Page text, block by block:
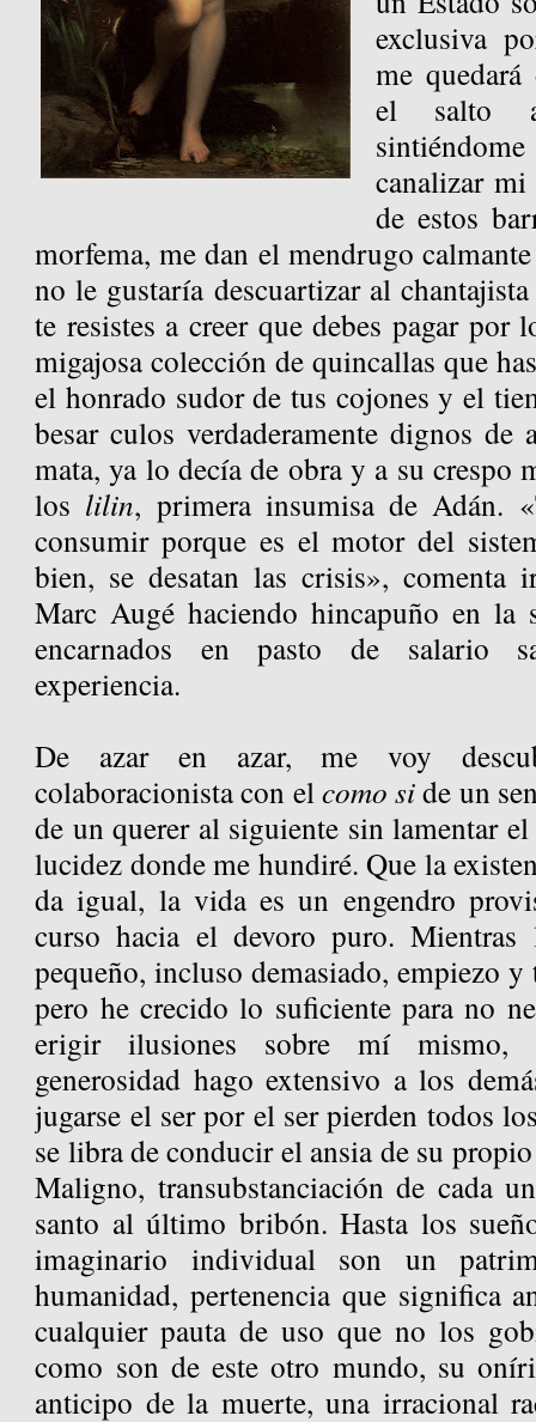
exclusiva
me
el salto
canalizar
de estos
morfema, me dan el mendrugo
no le gustaría descuartizar al
te resistes a creer que debes pagar por
migajosa colección de quincallas que
el honrado sudor de tus cojones y el
besar culos verdaderamente dignos de
mata, ya lo decía de obra y a su crespo
los lilin, primera insumisa de Adán.
consumir porque es el motor del
bien, se desatan las crisis», comenta
Marc Augé haciendo hincapuño en la
encarnados en pasto de salario
experiencia.
De azar en azar, me voy
colaboracionista con elcomo side un
de un querer al siguiente sin lamentar
lucidez donde me hundiré. Que la
da igual, la vida es un engendro
curso hacia el devoro puro.
pequeño, incluso demasiado, empiezo
pero he crecido lo suficiente para no
erigir ilusiones sobre mí mismo,
generosidad hago extensivo a los
jugarse el ser por el ser pierden todos
se libra de conducir el ansia de su
Maligno, transubstanciación de cada
santo al último bribón. Hasta los
imaginario individual son un
humanidad, pertenencia que significa
cualquier pauta de uso que no los
como son de este otro mundo, su
anticipo de la muerte, una irracional